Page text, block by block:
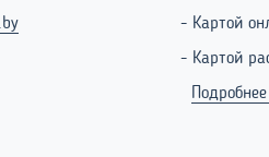
- Картой
- Картой